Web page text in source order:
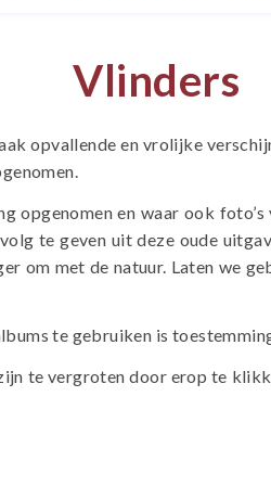
Vlinders
opvallende en vrolijke
opgenomen en waar ook
te geven uit deze oude
om met de natuur. Laten we
te gebruiken is
te vergroten door erop te